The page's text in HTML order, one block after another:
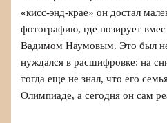
«кисс-энд-крае» он достал
фотографию, где позирует
Вадимом Наумовым. Это был
нуждался в расшифровке: на
тогда еще не знал, что его
Олимпиаде, а сегодня он сам